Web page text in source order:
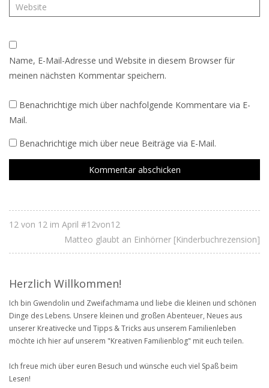
Name, E-Mail-Adresse und Website in diesem Browser für
meinen nächsten Kommentar speichern.
Benachrichtige mich über nachfolgende Kommentare via E-
Mail.
Benachrichtige mich über neue Beiträge via E-Mail.
12 von 12 im April #12von12
Matteo glaubt an Einhörner [Kinderbuchrezension]
Herzlich Willkommen!
Ich bin Gwendolin und Zweifachmama und liebe die kleinen und schönen
Dinge des Lebens. Unsere kleinen und großen Abenteuer, Neues aus
unserer Kreativecke und Tipps & Tricks aus unserem Familienleben
möchte ich hier auf unserem "Kreativen Familienblog" mit euch teilen.
Ich freue mich über euren Besuch und wünsche euch viel Spaß beim
Lesen!